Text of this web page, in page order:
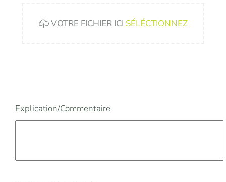
VOTRE FICHIER ICI SÉLÉCTIONNEZ
Explication/Commentaire